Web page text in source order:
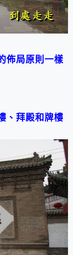
佈局原則一樣
、拜殿和牌樓